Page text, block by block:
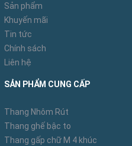
thang vừa di chuyển bàn
không bị rung.
Bước 3: Tiếp tục đẩy lên
tường theo phương thẳng
kéo chân thang hơi dịch ra
Bước 4: Lúc này thang
chỉnh chiều cao thang
Sản phẩm
Khuyến mãi
Tin tức
Chính sách
Liên hệ
SẢN PHẨM CUNG CẤP
Thang Nhôm Rút
Thang ghế bậc to
Thang gấp chữ M 4 khúc